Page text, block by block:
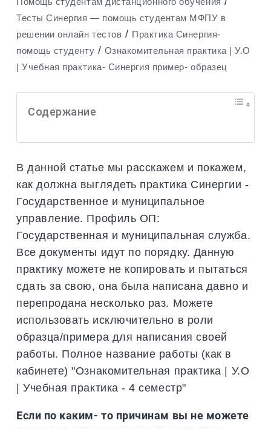
Тесты Синергия — помощь студентам МФПУ в
решении онлайн тестов / Практика Синергия-
помощь студенту / Ознакомительная практика | У.О
| Учебная практика- Синергия пример- образец
Содержание
В данной статье мы расскажем и покажем,
как должна выглядеть практика Синергии -
Государственное и муниципальное
управление. Профиль ОП:
Государственная и муниципальная служба.
Все документы идут по порядку. Данную
практику можете не копировать и пытаться
сдать за свою, она была написана давно и
перепродана несколько раз. Можете
использовать исключительно в роли
образца/примера для написания своей
работы. Полное название работы (как в
кабинете) "Ознакомительная практика | У.О
| Учебная практика - 4 семестр"
Если по каким- то причинам вы не можете